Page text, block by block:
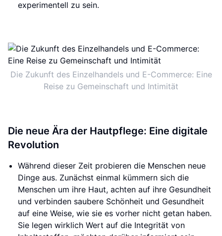
experimentell zu sein.
Die Zukunft des Einzelhandels und E-Commerce: Eine
Reise zu Gemeinschaft und Intimität
Die neue Ära der Hautpflege: Eine digitale
Revolution
Während dieser Zeit probieren die Menschen neue
Dinge aus. Zunächst einmal kümmern sich die
Menschen um ihre Haut, achten auf ihre Gesundheit
und verbinden saubere Schönheit und Gesundheit
auf eine Weise, wie sie es vorher nicht getan haben.
Sie legen wirklich Wert auf die Integrität von